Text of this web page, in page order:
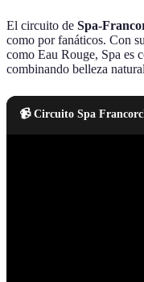
El circuito de Spa-
como por fanáticos. Con
como Eau Rouge, Spa es
combinando belleza
📹 Circuito Spa